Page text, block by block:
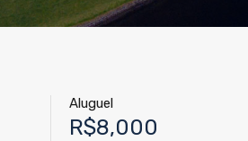
Aluguel
R$8,000